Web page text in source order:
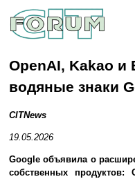
OpenAI, Kakao и
водяные знаки
CITNews
19.05.2026
Google объявила о
собственных продуктов: